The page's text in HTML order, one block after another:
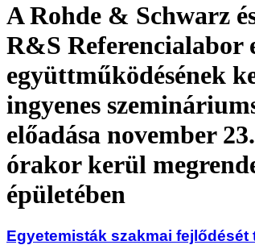
A Rohde & Schwarz
R&S Referencialabor
együttműködésének
ingyenes
előadása november
órakor kerül
épületében
Egyetemisták szakmai fejlődését